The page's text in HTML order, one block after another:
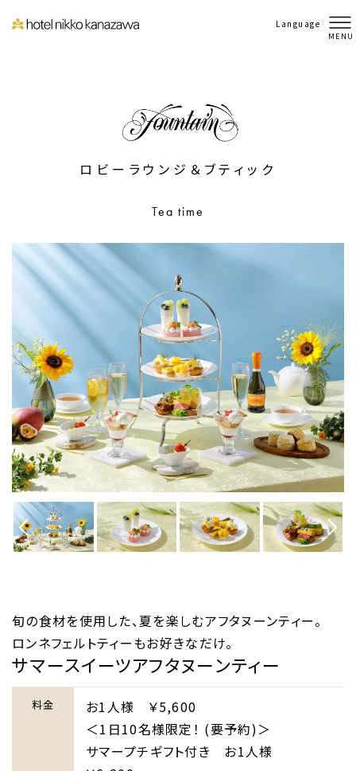
Language
MENU
ロビーラウンジ＆ブティック
Tea time
旬の食材を使用した、夏を楽しむアフタヌーンティー。
ロンネフェルトティーもお好きなだけ。
サマースイーツアフタヌーンティー
料金
お1人様 ￥5,600
＜1日10名様限定！ (要予約)＞
サマープチギフト付き お1人様